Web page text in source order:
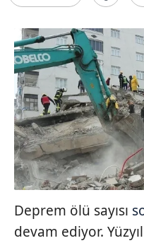
Deprem ölü sayısı
devam ediyor.